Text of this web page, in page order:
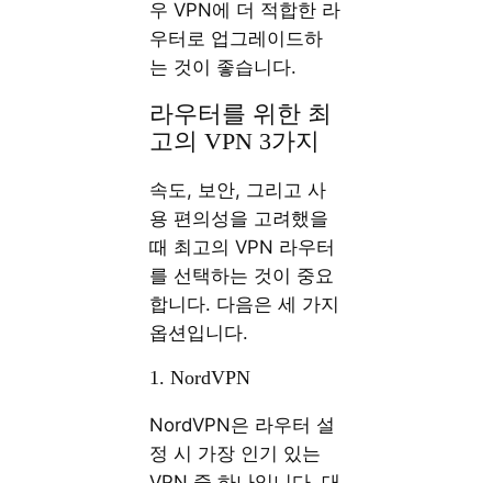
우 VPN에 더 적합한 라
우터로 업그레이드하
는 것이 좋습니다.
라우터를 위한 최
고의 VPN 3가지
속도, 보안, 그리고 사
용 편의성을 고려했을
때 최고의 VPN 라우터
를 선택하는 것이 중요
합니다. 다음은 세 가지
옵션입니다.
1. NordVPN
NordVPN은 라우터 설
정 시 가장 인기 있는